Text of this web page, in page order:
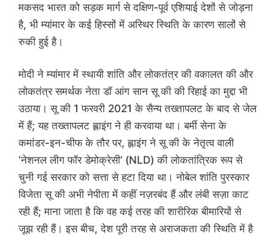
मकसद भारत को सड़क मार्ग से दक्षिण-पूर्व एशियाई देशों से जोड़ना
है, भी म्यांमार के कई हिस्सों में अस्थिर स्थिति के कारण सालों से
रुकी हुई है।
मोदी ने म्यांमार में स्थायी शांति और लोकतंत्र की वकालत की और
लोकतंत्र समर्थक नेता डॉ आंग सान सू की की रिहाई का मुद्दा भी
उठाया। सू की 1 फरवरी 2021 के सैन्य तख्तापलट के बाद से जेल
में हैं; यह तख्तापलट ह्लाइंग ने ही करवाया था। बर्मी सेना के
कमांडर-इन-चीफ के तौर पर, ह्लाइंग ने सू की के नेतृत्व वाली
‘नेशनल लीग फॉर डेमोक्रेसी’ (NLD) की लोकतांत्रिक रूप से
चुनी गई सरकार को सत्ता से हटा दिया था। नोबेल शांति पुरस्कार
विजेता सू की अभी नेपीता में कहीं नज़रबंद हैं और लंबी सज़ा काट
रही हैं; माना जाता है कि वह कई तरह की शारीरिक बीमारियों से
जूझ रही हैं। इस बीच, देश पूरी तरह से अराजकता की स्थिति में है